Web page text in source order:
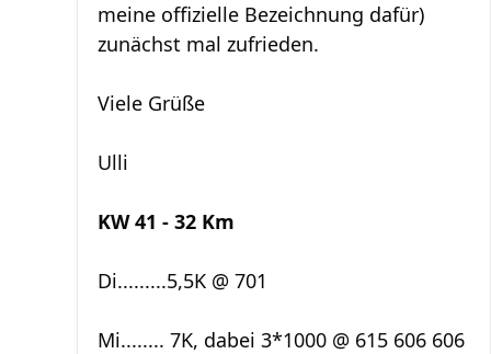
meine offizielle Bezeichnung dafür)
zunächst mal zufrieden.
Viele Grüße
Ulli
KW 41 - 32 Km
Di.........5,5K @ 701
Mi........ 7K, dabei 3*1000 @ 615 606 606